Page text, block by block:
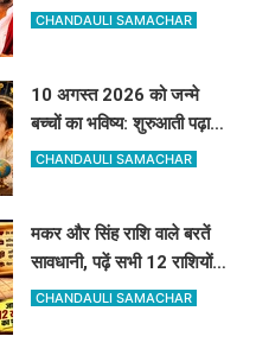
हल्लाबोल, पहले डीएम से करेंगे
CHANDAULI SAMACHAR
10 अगस्त 2026 को जन्मे
बच्चों का भविष्य: शुरुआती पढ़ाई
में रहेंगे कमजोर, बाद में हुनर से
CHANDAULI SAMACHAR
मकर और सिंह राशि वाले बरतें
सावधानी, पढ़ें सभी 12 राशियों
का सटीक भविष्यफल
CHANDAULI SAMACHAR